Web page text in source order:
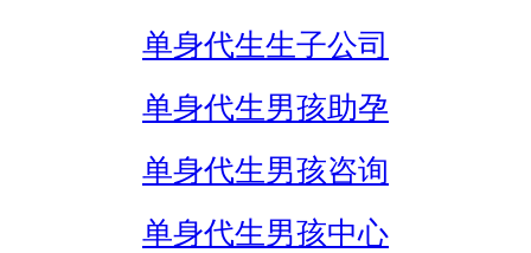
单身代生生子公司
单身代生男孩助孕
单身代生男孩咨询
单身代生男孩中心